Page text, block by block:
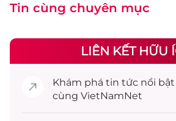
Tin cùng chuyên mục
LIÊN KẾT HỮU
Khám phá tin tức nổi
cùng VietNamNet